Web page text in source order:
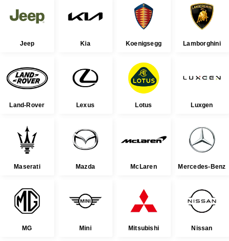
Jeep Kia Koenigsegg Lamborghini
Land-Rover Lexus Lotus Luxgen
Maserati Mazda McLaren Mercedes-Benz
MG Mini Mitsubishi Nissan